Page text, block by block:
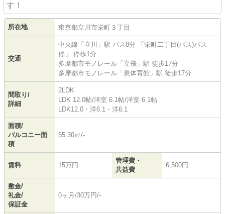
す！
所在地 東京都立川市栄町 ３丁目
交通
中央線 「立川 」駅 バス8分 「栄町二丁目(バス)バス
停」 停歩1分
多摩都市モノレール 「立飛 」駅 徒歩17分
多摩都市モノレール 「泉体育館 」駅 徒歩17分
間取り/
詳細
2LDK
LDK 12.0帖/洋室 6.1帖/洋室 6.1帖
LDK12.0・洋6.1・洋6.1
面積/
バルコニー面
積
55.30㎡/-
賃料 15万円
管理費・
共益費
6,500円
敷金/
礼金/
保証金
0ヶ月/30万円/-